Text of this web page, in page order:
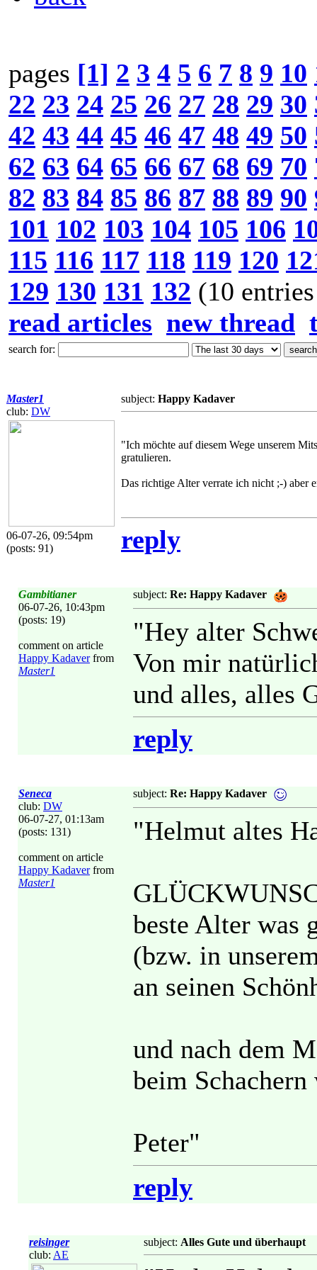
pages [1] 2 3 4 5 6 7 8 9 10
22 23 24 25 26 27 28 29 30
42 43 44 45 46 47 48 49 50
62 63 64 65 66 67 68 69 70
82 83 84 85 86 87 88 89 90
101 102 103 104 105 106
115 116 117 118 119 120
129 130 131 132 (10
read articles new thread
search for:
Master1
club: DW
06-07-26, 09:54pm
(posts: 91)
subject: Happy Kadaver
"Ich möchte auf diesem Wege unserem
gratulieren.
Das richtige Alter verrate ich nicht ;-) aber
reply
Gambitianer
06-07-26, 10:43pm
(posts: 19)
comment on article
Happy Kadaverfrom
Master1
subject: Re: Happy Kadaver
"Hey alter
Von mir
und alles, alles
reply
Seneca
club: DW
06-07-27, 01:13am
(posts: 131)
comment on article
Happy Kadaverfrom
Master1
subject: Re: Happy Kadaver
"Helmut altes
beste Alter was
(bzw. in
an seinen
und nach dem
beim
Peter"
reply
reisinger
club: AE
subject: Alles Gute und überhaupt